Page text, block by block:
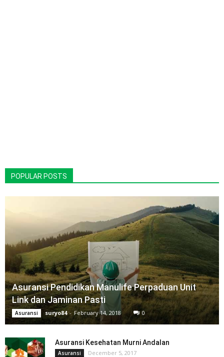
POPULAR POSTS
Asuransi Pendidikan Manulife Perpaduan Unit
Link dan Jaminan Pasti
Asuransi suryo84 - February 14, 2018 0
Asuransi Kesehatan Murni Andalan
Asuransi December 5, 2017